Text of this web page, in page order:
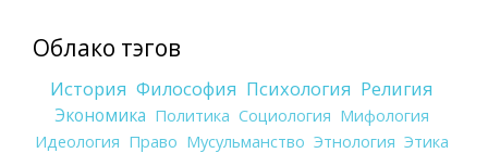
Облако тэгов
История Философия Психология Религия
Экономика Политика Социология Мифология
Идеология Право Мусульманство Этнология Этика